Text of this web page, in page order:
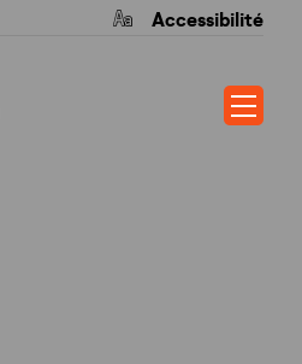
Accessibilité